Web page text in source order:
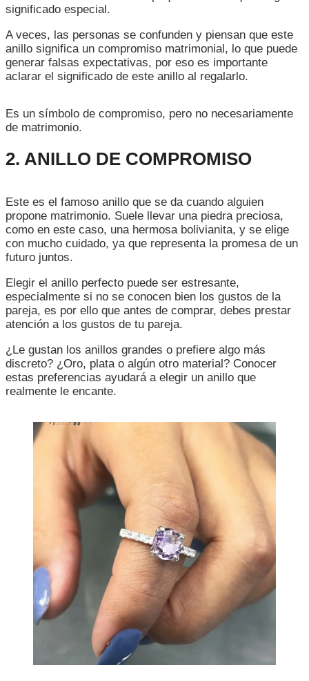
significado especial.
A veces, las personas se confunden y piensan que este
anillo significa un compromiso matrimonial, lo que puede
generar falsas expectativas, por eso es importante
aclarar el significado de este anillo al regalarlo.
Es un símbolo de compromiso, pero no necesariamente
de matrimonio.
2. ANILLO DE COMPROMISO
Este es el famoso anillo que se da cuando alguien
propone matrimonio. Suele llevar una piedra preciosa,
como en este caso, una hermosa bolivianita, y se elige
con mucho cuidado, ya que representa la promesa de un
futuro juntos.
Elegir el anillo perfecto puede ser estresante,
especialmente si no se conocen bien los gustos de la
pareja, es por ello que antes de comprar, debes prestar
atención a los gustos de tu pareja.
¿Le gustan los anillos grandes o prefiere algo más
discreto? ¿Oro, plata o algún otro material? Conocer
estas preferencias ayudará a elegir un anillo que
realmente le encante.